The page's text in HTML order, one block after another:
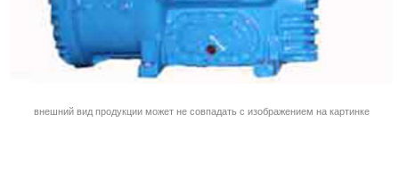
внешний вид продукции может не совпадать с изображением на картинке